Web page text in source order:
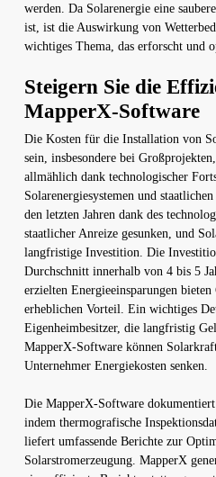
werden. Da Solarenergie eine
ist, ist die Auswirkung von
wichtiges Thema, das erforscht und
Steigern Sie die
MapperX-Software
Die Kosten für die Installation von
sein, insbesondere bei
allmählich dank technologischer
Solarenergiesystemen und
den letzten Jahren dank des
staatlicher Anreize gesunken, und
langfristige Investition. Die
Durchschnitt innerhalb von 4 bis 5
erzielten Energieeinsparungen bieten
erheblichen Vorteil. Ein wichtiges
Eigenheimbesitzer, die langfristig
MapperX-Software können
Unternehmer Energiekosten senken.
Die MapperX-Software dokumentiert
indem thermografische
liefert umfassende Berichte zur
Solarstromerzeugung. MapperX